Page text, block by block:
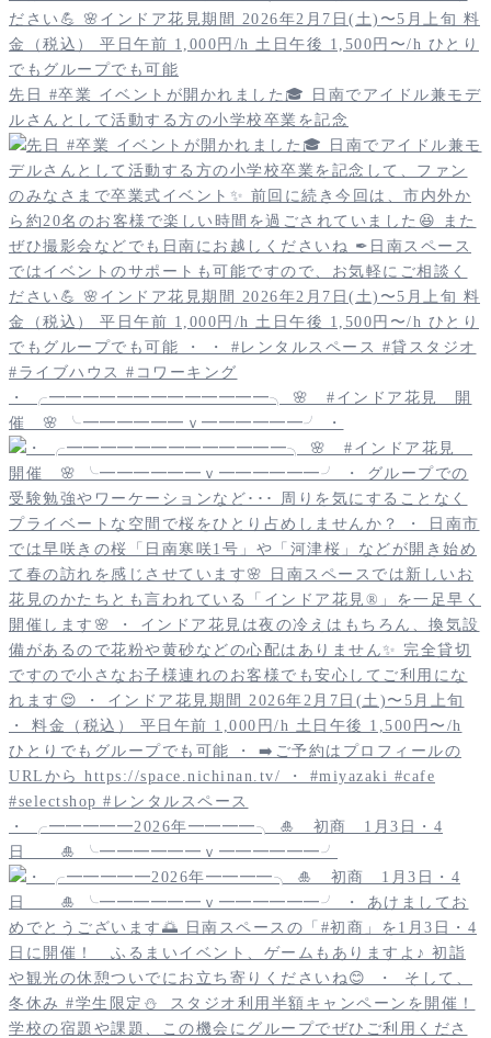
先日 #卒業 イベントが開かれました🎓 日南でアイドル兼モデ
ルさんとして活動する方の小学校卒業を記念
・ ╭━━━━━━━━━━━━━╮ 🌸 #インドア花見 開
催 🌸 ╰━━━━━━ｖ━━━━━━╯ ・
・ ╭━━━━━2026年━━━━╮ 🎍 初商 1月3日・4
日 🎍 ╰━━━━━━ｖ━━━━━━╯